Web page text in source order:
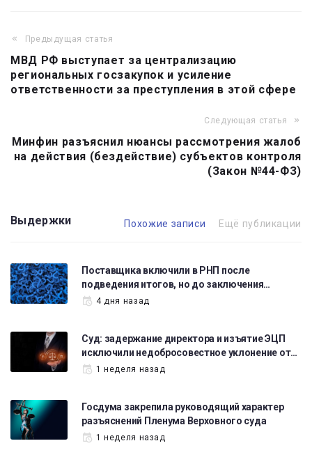
Навигация
по
записям
Предыдущая статья
МВД РФ выступает за централизацию
региональных госзакупок и усиление
ответственности за преступления в этой сфере
Следующая статья
Минфин разъяснил нюансы рассмотрения жалоб
на действия (бездействие) субъектов контроля
(Закон №44-ФЗ)
Выдержки Похожие записи Ещё публикации
Поставщика включили в РНП после
подведения итогов, но до заключения…
4 дня назад
Суд: задержание директора и изъятие ЭЦП
исключили недобросовестное уклонение от…
1 неделя назад
Госдума закрепила руководящий характер
разъяснений Пленума Верховного суда
1 неделя назад